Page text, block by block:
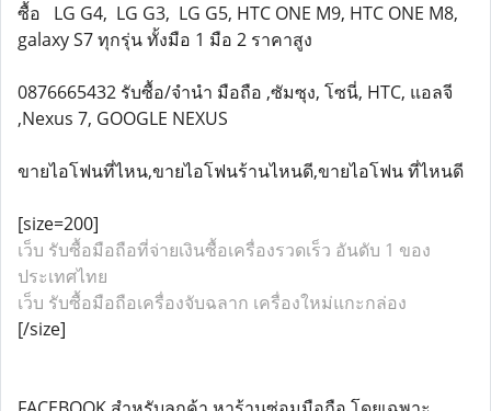
ซื้อ LG G4, LG G3, LG G5, HTC ONE M9, HTC ONE M8,
galaxy S7 ทุกรุ่น ทั้งมือ 1 มือ 2 ราคาสูง
0876665432 รับซื้อ/จำนำ มือถือ ,ซัมซุง, โซนี่, HTC, แอลจี
,Nexus 7, GOOGLE NEXUS
ขายไอโฟนที่ไหน,ขายไอโฟนร้านไหนดี,ขายไอโฟน ที่ไหนดี
[size=200]
เว็บ รับซื้อมือถือที่จ่ายเงินซื้อเครื่องรวดเร็ว อันดับ 1 ของ
ประเทศไทย
เว็บ รับซื้อมือถือเครื่องจับฉลาก เครื่องใหม่แกะกล่อง
[/size]